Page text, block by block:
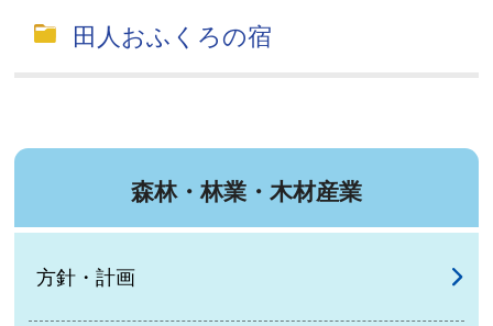
田人おふくろの宿
森林・林業・木材産業
方針・計画